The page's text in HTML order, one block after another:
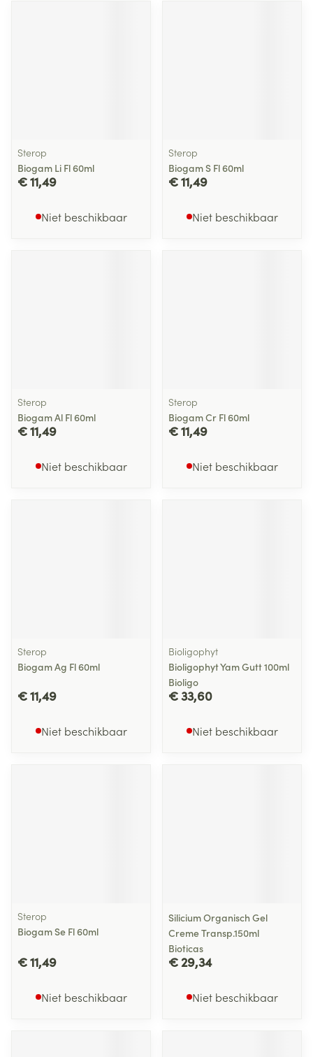
Sterop
Biogam Li Fl 60ml
€ 11,49
Niet beschikbaar
Sterop
Biogam S Fl 60ml
€ 11,49
Niet beschikbaar
Sterop
Biogam Al Fl 60ml
€ 11,49
Niet beschikbaar
Sterop
Biogam Cr Fl 60ml
€ 11,49
Niet beschikbaar
Sterop
Biogam Ag Fl 60ml
€ 11,49
Niet beschikbaar
Bioligophyt
Bioligophyt Yam Gutt 100ml
Bioligo
€ 33,60
Niet beschikbaar
Sterop
Biogam Se Fl 60ml
€ 11,49
Niet beschikbaar
Silicium Organisch Gel
Creme Transp.150ml
Bioticas
€ 29,34
Niet beschikbaar